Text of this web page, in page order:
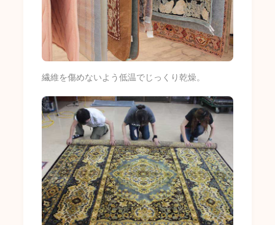
繊維を傷めないよう低温でじっくり乾燥。